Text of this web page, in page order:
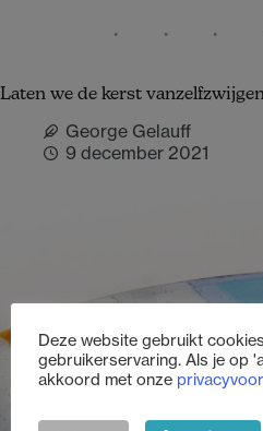
Laten we de kerst
George Gelauff
9 december 2021
Deze website gebruikt
gebruikerservaring. Als je op
akkoord met onze